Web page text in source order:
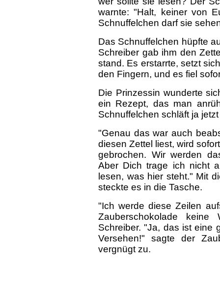
warnte: "Halt, keiner von
Schnuffelchen darf sie
Das Schnuffelchen hüpfte
Schreiber gab ihm den
stand. Es erstarrte, setzt
den Fingern, und es fiel
Die Prinzessin wunderte
ein Rezept, das man
Schnuffelchen schläft ja
"Genau das war auch
diesen Zettel liest, wird
gebrochen. Wir werden
Aber Dich trage ich nicht
lesen, was hier steht." Mit
steckte es in die Tasche.
"Ich werde diese Zeilen
Zauberschokolade
Schreiber. "Ja, das ist eine
Versehen!" sagte der
vergnügt zu.